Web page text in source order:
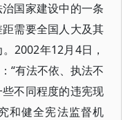
国家建设中的一条
需要全国人大及其
2002年12月4日，
“有法不依、执法不
不同程度的违宪现
和健全宪法监督机